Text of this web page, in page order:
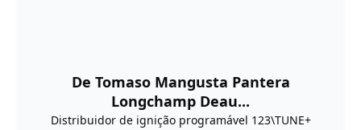
De Tomaso Mangusta Pantera
Longchamp Deau...
Distribuidor de ignição programável 123\TUNE+